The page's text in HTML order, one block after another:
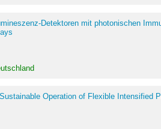
Detektoren mit photonischen
Operation of Flexible Intensified